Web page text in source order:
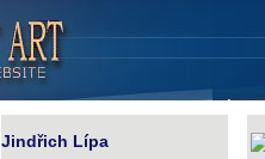
Jindřich Lípa